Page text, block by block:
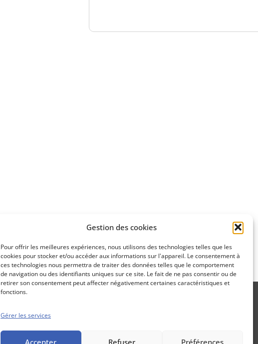
Gestion des cookies
Pour offrir les meilleures expériences, nous utilisons des technologies telles que les
cookies pour stocker et/ou accéder aux informations sur l'appareil. Le consentement à
ces technologies nous permettra de traiter des données telles que le comportement
de navigation ou des identifiants uniques sur ce site. Le fait de ne pas consentir ou de
retirer son consentement peut affecter négativement certaines caractéristiques et
fonctions.
Gérer les services
Accepter Refuser Préférences
notre méthode d'investissement
Propos Utiles est une publication